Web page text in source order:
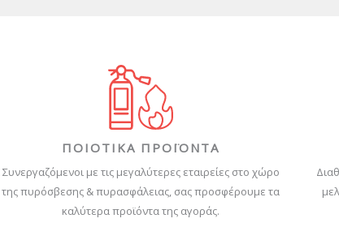
ΠΟΙΟΤΙΚΑ ΠΡΟΪΟΝΤΑ
Συνεργαζόμενοι με τις μεγαλύτερες εταιρείες στο χώρο
της πυρόσβεσης & πυρασφάλειας, σας προσφέρουμε τα
καλύτερα προϊόντα της αγοράς.